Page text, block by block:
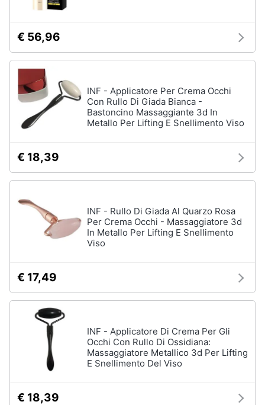
€ 56,96
INF - Applicatore Per Crema Occhi
Con Rullo Di Giada Bianca -
Bastoncino Massaggiante 3d In
Metallo Per Lifting E Snellimento Viso
€ 18,39
INF - Rullo Di Giada Al Quarzo Rosa
Per Crema Occhi - Massaggiatore 3d
In Metallo Per Lifting E Snellimento
Viso
€ 17,49
INF - Applicatore Di Crema Per Gli
Occhi Con Rullo Di Ossidiana:
Massaggiatore Metallico 3d Per Lifting
E Snellimento Del Viso
€ 18,39